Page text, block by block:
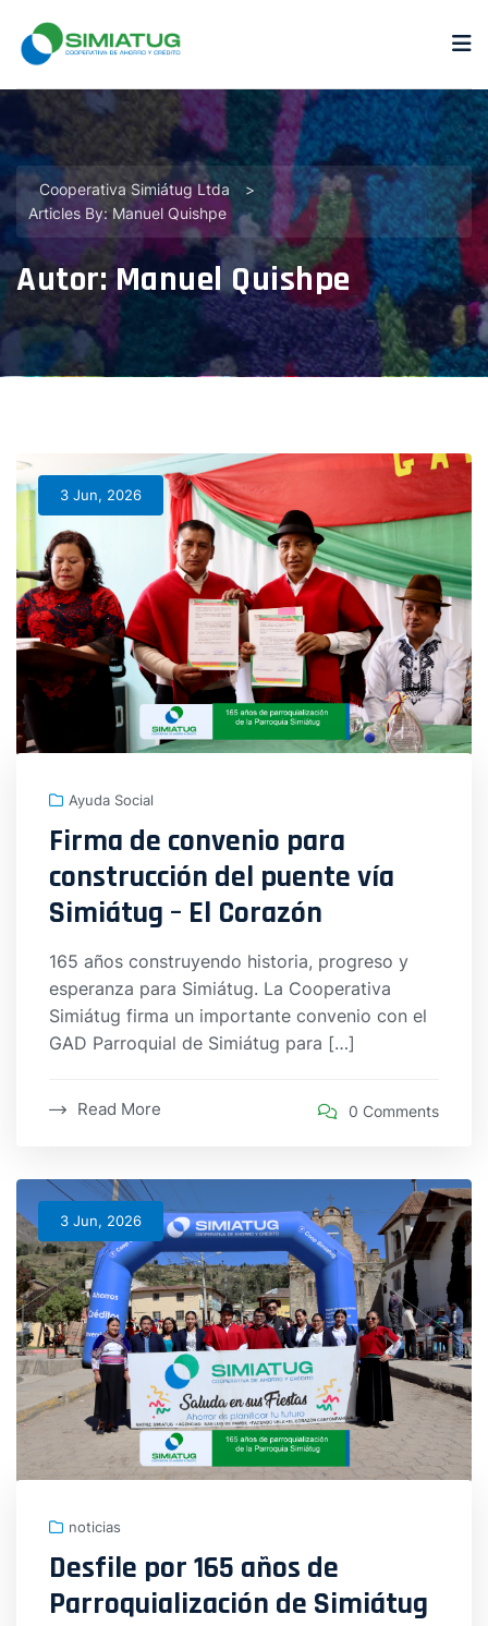
Cooperativa Simiátug Ltda
>
Articles By: Manuel Quishpe
Autor:Manuel Quishpe
3 Jun, 2026
Ayuda Social
Firma de convenio para
construcción del puente vía
Simiátug – El Corazón
165 años construyendo historia, progreso y
esperanza para Simiátug. La Cooperativa
Simiátug firma un importante convenio con el
GAD Parroquial de Simiátug para […]
Read More 0 Comments
3 Jun, 2026
noticias
Desfile por 165 años de
Parroquialización de Simiátug